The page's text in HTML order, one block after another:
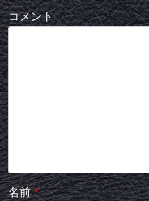
コメント
名前*